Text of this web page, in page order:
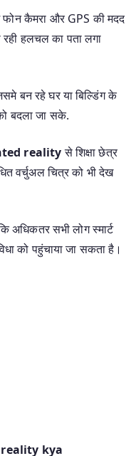
कैमरा और GPS की मदद
हलचल का पता लगा
बन रहे घर या बिल्डिंग के
बदला जा सके.
realityसे शिक्षा छेत्र
वर्चुअल चित्र को भी देख
अधिकतर सभी लोग स्मार्ट
को पहुंचाया जा सकता है।
kya